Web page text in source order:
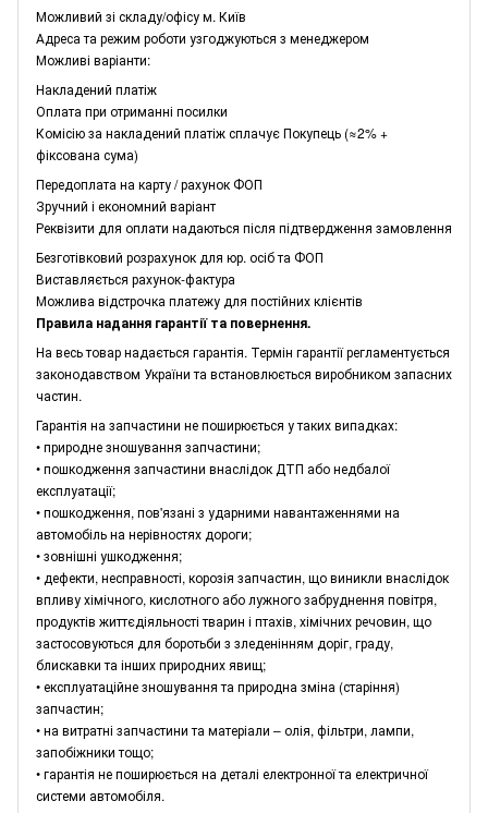
Можливий зі складу/офісу м. Київ
Адреса та режим роботи узгоджуються з менеджером
Можливі варіанти:
Накладений платіж
Оплата при отриманні посилки
Комісію за накладений платіж сплачує Покупець (≈2% +
фіксована сума)
Передоплата на карту / рахунок ФОП
Зручний і економний варіант
Реквізити для оплати надаються після підтвердження замовлення
Безготівковий розрахунок для юр. осіб та ФОП
Виставляється рахунок-фактура
Можлива відстрочка платежу для постійних клієнтів
Правила надання гарантії та повернення.
На весь товар надається гарантія. Термін гарантії регламентується
законодавством України та встановлюється виробником запасних
частин.
Гарантія на запчастини не поширюється у таких випадках:
• природне зношування запчастини;
• пошкодження запчастини внаслідок ДТП або недбалої
експлуатації;
• пошкодження, пов'язані з ударними навантаженнями на
автомобіль на нерівностях дороги;
• зовнішні ушкодження;
• дефекти, несправності, корозія запчастин, що виникли внаслідок
впливу хімічного, кислотного або лужного забруднення повітря,
продуктів життєдіяльності тварин і птахів, хімічних речовин, що
застосовуються для боротьби з зледенінням доріг, граду,
блискавки та інших природних явищ;
• експлуатаційне зношування та природна зміна (старіння)
запчастин;
• на витратні запчастини та матеріали – олія, фільтри, лампи,
запобіжники тощо;
• гарантія не поширюється на деталі електронної та електричної
системи автомобіля.